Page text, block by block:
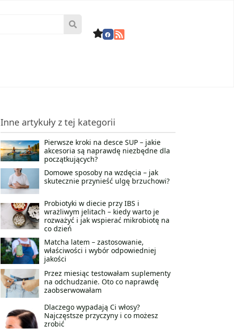
Inne artykuły z tej kategorii
Pierwsze kroki na desce SUP – jakie
akcesoria są naprawdę niezbędne dla
początkujących?
Domowe sposoby na wzdęcia – jak
skutecznie przynieść ulgę brzuchowi?
Probiotyki w diecie przy IBS i
wrażliwym jelitach – kiedy warto je
rozważyć i jak wspierać mikrobiotę na
co dzień
Matcha latem – zastosowanie,
właściwości i wybór odpowiedniej
jakości
Przez miesiąc testowałam suplementy
na odchudzanie. Oto co naprawdę
zaobserwowałam
Dlaczego wypadają Ci włosy?
Najczęstsze przyczyny i co możesz
zrobić